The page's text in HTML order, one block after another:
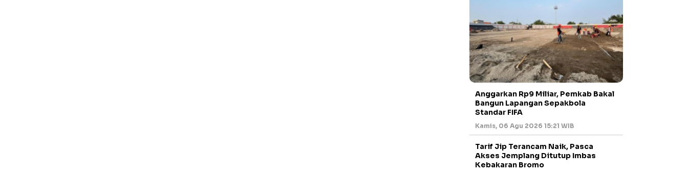
Anggarkan Rp9 Miliar, Pemkab Bakal
Bangun Lapangan Sepakbola
Standar FIFA
Kamis, 06 Agu 2026 15:21 WIB
Tarif Jip Terancam Naik, Pasca
Akses Jemplang Ditutup Imbas
Kebakaran Bromo